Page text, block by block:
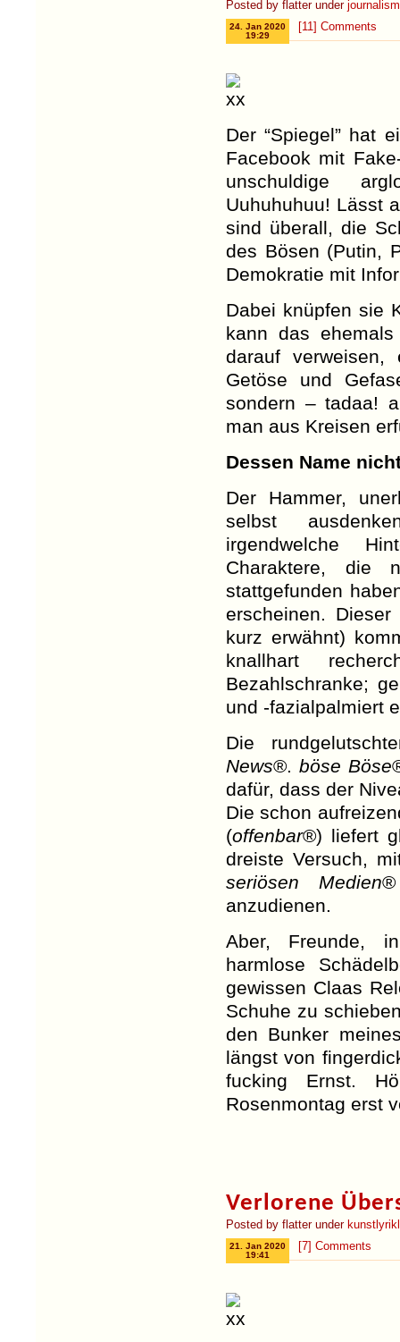
Posted by flatter under
[11] Comments
24. Jan 2020
19:29
Der “Spiegel” hat
Facebook mit
unschuldige
Uuhuhuhuu! Lässt
sind überall, die
des Bösen (Putin,
Demokratie mit
Dabei knüpfen sie
kann das
darauf
Getöse und
sondern – tadaa!
man aus Kreisen
Dessen Name
Der Hammer,
selbst
irgendwelche
Charaktere, die
stattgefunden
erscheinen.
kurz erwähnt)
knallhart
Bezahlschranke;
und -fazialpalmiert
Die
News®. böse Böse
dafür, dass der
Die schon
(offenbar®) liefert
dreiste Versuch,
seriösen Medien®
anzudienen.
Aber, Freunde,
harmlose
gewissen Claas
Schuhe zu
den Bunker
längst von
fucking Ernst.
Rosenmontag erst
Verlorene
Posted by flatter under
[7] Comments
21. Jan 2020
19:41